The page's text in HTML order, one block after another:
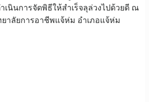
เนินการจัดพิธีให้สำเร็จลุล่วงไปด้วยดี ณ
ยาลัยการอาชีพแจ้ห่ม อำเภอแจ้ห่ม